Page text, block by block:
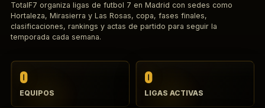
TotalF7 organiza ligas de futbol 7 en Madrid con sedes como
Hortaleza, Mirasierra y Las Rosas, copa, fases finales,
clasificaciones, rankings y actas de partido para seguir la
temporada cada semana.
0
EQUIPOS
0
LIGAS ACTIVAS